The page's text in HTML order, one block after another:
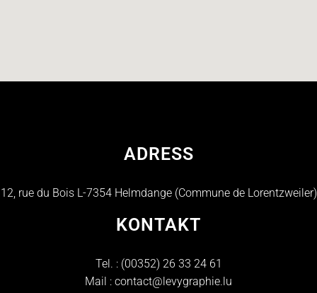
ADRESS
12, rue du Bois L-7354 Helmdange (Commune de Lorentzweiler)
KONTAKT
Tel. : (00352) 26 33 24 61
Mail : contact@levygraphie.lu